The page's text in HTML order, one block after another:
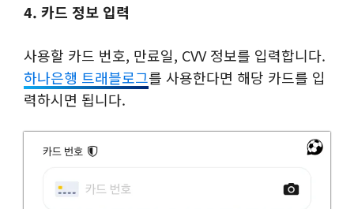
4. 카드 정보 입력
사용할 카드 번호, 만료일, CVV 정보를 입력합니다.
하나은행 트래블로그를 사용한다면 해당 카드를 입
력하시면 됩니다.